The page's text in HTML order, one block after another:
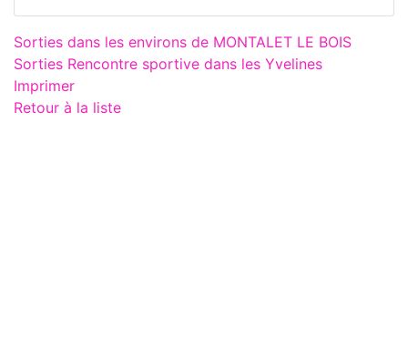
Sorties dans les environs de MONTALET LE BOIS
Sorties Rencontre sportive dans les Yvelines
Imprimer
Retour à la liste